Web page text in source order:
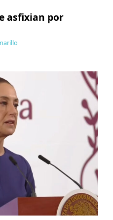
asfixian por